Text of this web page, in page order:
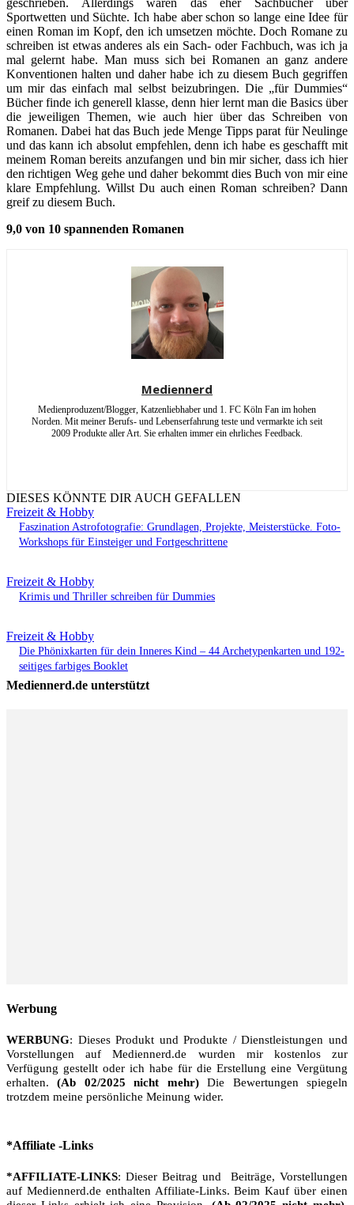
geschrieben. Allerdings waren das eher Sachbücher über
Sportwetten und Süchte. Ich habe aber schon so lange eine Idee für
einen Roman im Kopf, den ich umsetzen möchte. Doch Romane zu
schreiben ist etwas anderes als ein Sach- oder Fachbuch, was ich ja
mal gelernt habe. Man muss sich bei Romanen an ganz andere
Konventionen halten und daher habe ich zu diesem Buch gegriffen
um mir das einfach mal selbst beizubringen. Die „für Dummies“
Bücher finde ich generell klasse, denn hier lernt man die Basics über
die jeweiligen Themen, wie auch hier über das Schreiben von
Romanen. Dabei hat das Buch jede Menge Tipps parat für Neulinge
und das kann ich absolut empfehlen, denn ich habe es geschafft mit
meinem Roman bereits anzufangen und bin mir sicher, dass ich hier
den richtigen Weg gehe und daher bekommt dies Buch von mir eine
klare Empfehlung. Willst Du auch einen Roman schreiben? Dann
greif zu diesem Buch.
9,0 von 10 spannenden Romanen
Mediennerd
Medienproduzent/Blogger, Katzenliebhaber und 1. FC Köln Fan im hohen
Norden. Mit meiner Berufs- und Lebenserfahrung teste und vermarkte ich seit
2009 Produkte aller Art. Sie erhalten immer ein ehrliches Feedback.
DIESES KÖNNTE DIR AUCH GEFALLEN
Freizeit & Hobby
Faszination Astrofotografie: Grundlagen, Projekte, Meisterstücke. Foto-
Workshops für Einsteiger und Fortgeschrittene
Freizeit & Hobby
Krimis und Thriller schreiben für Dummies
Freizeit & Hobby
Die Phönixkarten für dein Inneres Kind – 44 Archetypenkarten und 192-
seitiges farbiges Booklet
Mediennerd.de unterstützt
Werbung
WERBUNG: Dieses Produkt und Produkte / Dienstleistungen und
Vorstellungen auf Mediennerd.de wurden mir kostenlos zur
Verfügung gestellt oder ich habe für die Erstellung eine Vergütung
erhalten.(Ab 02/2025 nicht mehr)Die Bewertungen spiegeln
trotzdem meine persönliche Meinung wider.
*Affiliate -Links
*AFFILIATE-LINKS: Dieser Beitrag und Beiträge, Vorstellungen
auf Mediennerd.de enthalten Affiliate-Links. Beim Kauf über einen